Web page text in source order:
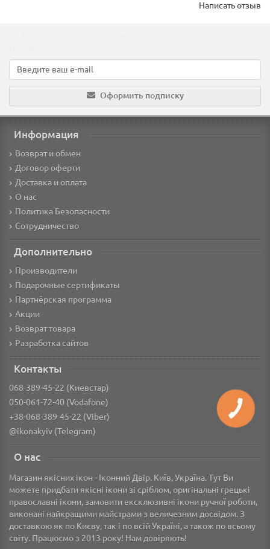
Написать отзыв
Оформить подписку
Информация
Возврат и обмен
Договор оферти
Доставка и оплата
О нас
Политика Безопасности
Сотрудничество
Дополнительно
Производители
Подарочные сертификаты
Партнёрская программа
Акции
Возврат товара
Разработка сайтов
Контакты
068-389-45-22 (Киевстар)
050-061-72-40 (Vodafone)
+38-068-389-45-22 (Viber)
@ikonakyiv (Telegram)
О нас
Магазин якісних ікон - Іконний Двір. Київ, Україна. Тут Ви
можете придбати якісні ікони зі сріблом, оригінальні грецькі
православні ікони, замовити ексклюзивні ікони ручної роботи,
виконані найкращими майстрами з величезним досвідом. З
доставкою як по Києву, так і по всій Україні, а також по всьому
світу. Працюємо з 2013 року! Нам довіряють!